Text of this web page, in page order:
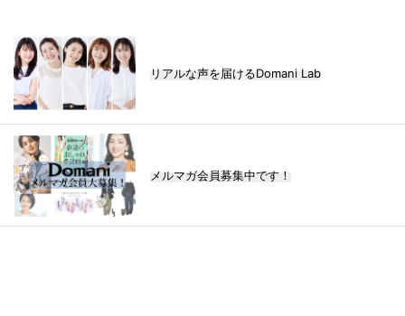
リアルな声を届けるDomani Lab
メルマガ会員募集中です！